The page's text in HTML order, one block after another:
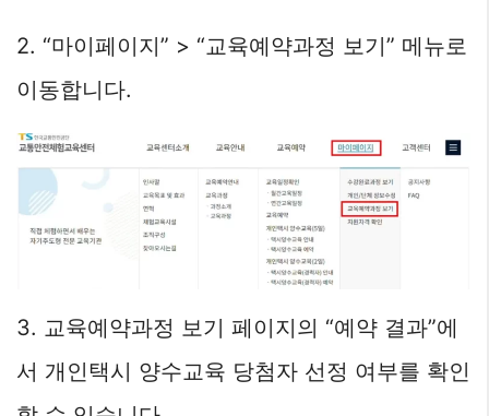
2. “마이페이지” > “교육예약과정 보기” 메뉴로
이동합니다.
3. 교육예약과정 보기 페이지의 “예약 결과”에
서 개인택시 양수교육 당첨자 선정 여부를 확인